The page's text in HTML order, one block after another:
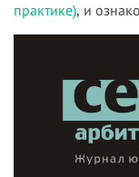
практике), и